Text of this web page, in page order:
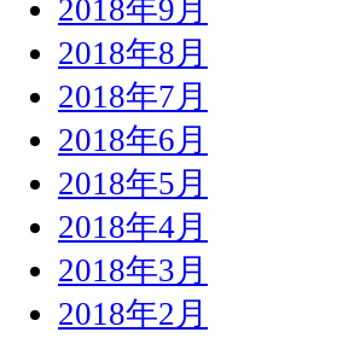
2018年9月
2018年8月
2018年7月
2018年6月
2018年5月
2018年4月
2018年3月
2018年2月